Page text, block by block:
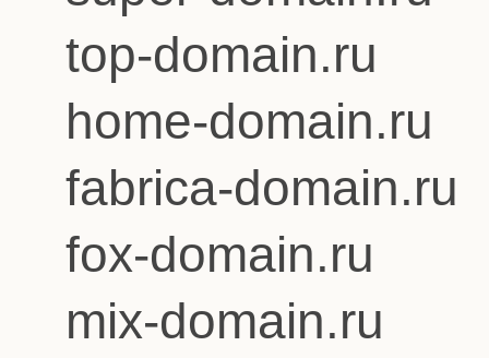
top-domain.ru
home-domain.ru
fabrica-domain.ru
fox-domain.ru
mix-domain.ru